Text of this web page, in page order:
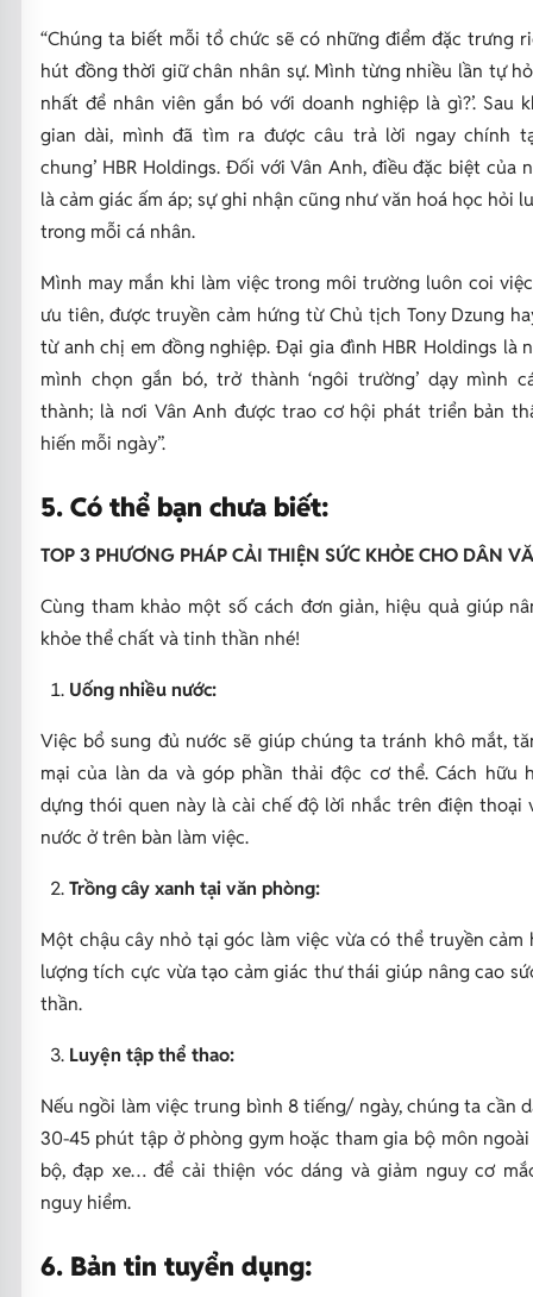
“Chúng ta biết mỗi tổ chức sẽ có những điểm đặc trưng
hút đồng thời giữ chân nhân sự. Mình từng nhiều lần tự
nhất để nhân viên gắn bó với doanh nghiệp là gì?’. Sau
gian dài, mình đã tìm ra được câu trả lời ngay chính
chung’ HBR Holdings. Đối với Vân Anh, điều đặc biệt của
là cảm giác ấm áp; sự ghi nhận cũng như văn hoá học hỏi
trong mỗi cá nhân.
Mình may mắn khi làm việc trong môi trường luôn coi
ưu tiên, được truyền cảm hứng từ Chủ tịch Tony Dzung
từ anh chị em đồng nghiệp. Đại gia đình HBR Holdings là
mình chọn gắn bó, trở thành ‘ngôi trường’ dạy mình
thành; là nơi Vân Anh được trao cơ hội phát triển bản
hiến mỗi ngày”.
5. Có thể bạn chưa biết:
TOP 3 PHƯƠNG PHÁP CẢI THIỆN SỨC KHỎE CHO DÂN
Cùng tham khảo một số cách đơn giản, hiệu quả giúp
khỏe thể chất và tinh thần nhé!
Uống nhiều nước:
Việc bổ sung đủ nước sẽ giúp chúng ta tránh khô mắt,
mại của làn da và góp phần thải độc cơ thể. Cách hữu
dựng thói quen này là cài chế độ lời nhắc trên điện thoại
nước ở trên bàn làm việc.
Trồng cây xanh tại văn phòng:
Một chậu cây nhỏ tại góc làm việc vừa có thể truyền cảm
lượng tích cực vừa tạo cảm giác thư thái giúp nâng cao
thần.
Luyện tập thể thao:
Nếu ngồi làm việc trung bình 8 tiếng/ ngày, chúng ta cần
30-45 phút tập ở phòng gym hoặc tham gia bộ môn
bộ, đạp xe… để cải thiện vóc dáng và giảm nguy cơ
nguy hiểm.
6. Bản tin tuyển dụng: